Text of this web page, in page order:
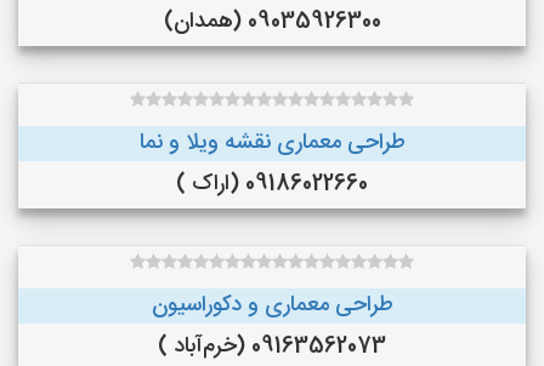
09035926300 (همدان)
طراحی معماری نقشه ویلا و نما
09186022660 (اراک )
طراحی معماری و دکوراسیون
09163562073 (خرم‌آباد )